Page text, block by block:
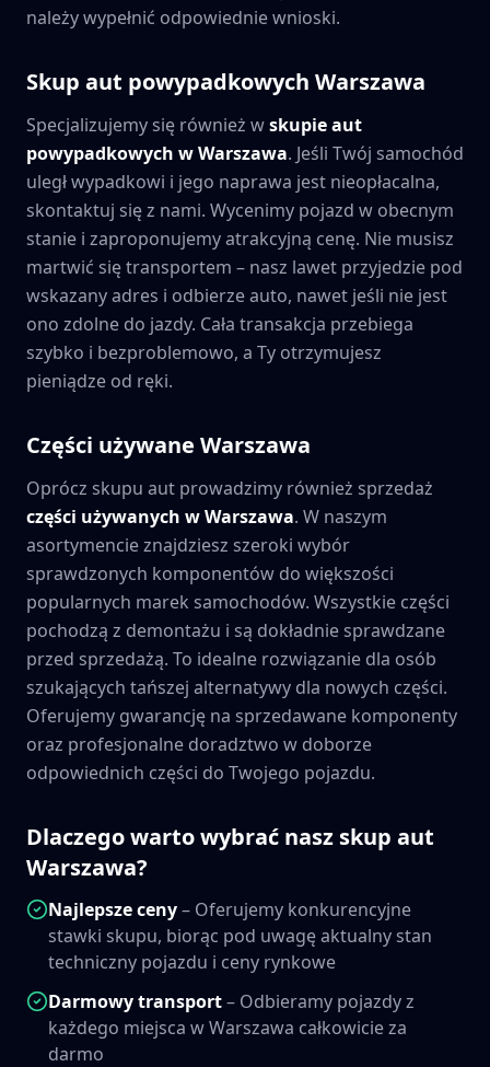
należy wypełnić odpowiednie wnioski.
Skup aut powypadkowych Warszawa
Specjalizujemy się również wskupie aut
powypadkowych wWarszawa. Jeśli Twój samochód
uległ wypadkowi i jego naprawa jest nieopłacalna,
skontaktuj się z nami. Wycenimy pojazd w obecnym
stanie i zaproponujemy atrakcyjną cenę. Nie musisz
martwić się transportem – nasz lawet przyjedzie pod
wskazany adres i odbierze auto, nawet jeśli nie jest
ono zdolne do jazdy. Cała transakcja przebiega
szybko i bezproblemowo, a Ty otrzymujesz
pieniądze od ręki.
Części używane Warszawa
Oprócz skupu aut prowadzimy również sprzedaż
części używanych wWarszawa. W naszym
asortymencie znajdziesz szeroki wybór
sprawdzonych komponentów do większości
popularnych marek samochodów. Wszystkie części
pochodzą z demontażu i są dokładnie sprawdzane
przed sprzedażą. To idealne rozwiązanie dla osób
szukających tańszej alternatywy dla nowych części.
Oferujemy gwarancję na sprzedawane komponenty
oraz profesjonalne doradztwo w doborze
odpowiednich części do Twojego pojazdu.
Dlaczego warto wybrać nasz skup aut
Warszawa?
Najlepsze ceny– Oferujemy konkurencyjne
stawki skupu, biorąc pod uwagę aktualny stan
techniczny pojazdu i ceny rynkowe
Darmowy transport– Odbieramy pojazdy z
każdego miejsca wWarszawa całkowicie za
darmo